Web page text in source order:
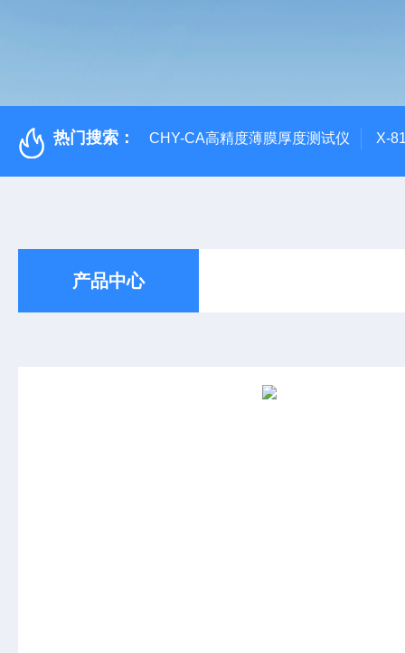
热门搜索： CHY-CA高精度薄膜厚度测试仪 X-
产品中心